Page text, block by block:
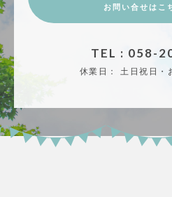
お問い合せはこ
TEL : 058-
休業日： 土日祝日・